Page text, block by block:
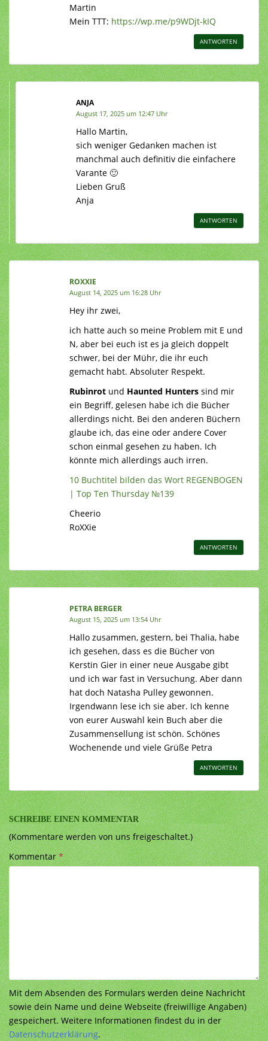
Martin
Mein TTT: https://wp.me/p9WDjt-kIQ
ANTWORTEN
ANJA
August 17, 2025 um 12:47 Uhr
Hallo Martin,
sich weniger Gedanken machen ist
manchmal auch definitiv die einfachere
Varante 🙂
Lieben Gruß
Anja
ANTWORTEN
ROXXIE
August 14, 2025 um 16:28 Uhr
Hey ihr zwei,
ich hatte auch so meine Problem mit E und
N, aber bei euch ist es ja gleich doppelt
schwer, bei der Mühr, die ihr euch
gemacht habt. Absoluter Respekt.
Rubinrot und Haunted Hunters sind mir
ein Begriff, gelesen habe ich die Bücher
allerdings nicht. Bei den anderen Büchern
glaube ich, das eine oder andere Cover
schon einmal gesehen zu haben. Ich
könnte mich allerdings auch irren.
10 Buchtitel bilden das Wort REGENBOGEN
| Top Ten Thursday №139
Cheerio
RoXXie
ANTWORTEN
PETRA BERGER
August 15, 2025 um 13:54 Uhr
Hallo zusammen, gestern, bei Thalia, habe
ich gesehen, dass es die Bücher von
Kerstin Gier in einer neue Ausgabe gibt
und ich war fast in Versuchung. Aber dann
hat doch Natasha Pulley gewonnen.
Irgendwann lese ich sie aber. Ich kenne
von eurer Auswahl kein Buch aber die
Zusammensellung ist schön. Schönes
Wochenende und viele Grüße Petra
ANTWORTEN
SCHREIBE EINEN KOMMENTAR
(Kommentare werden von uns freigeschaltet.)
Kommentar*
Mit dem Absenden des Formulars werden deine Nachricht
sowie dein Name und deine Webseite (freiwillige Angaben)
gespeichert. Weitere Informationen findest du in der
Datenschutzerklärung.